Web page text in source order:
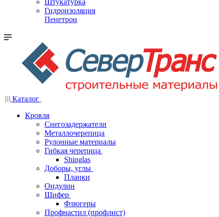
Штукатурка
Гидроизоляция
Пенетрон
Каталог
Кровля
Снегозадержатели
Металлочерепица
Рулонные материалы
Гибкая черепица
Shinglas
Доборы, углы
Планки
Ондулин
Шифер
Флюгеры
Профнастил (профлист)